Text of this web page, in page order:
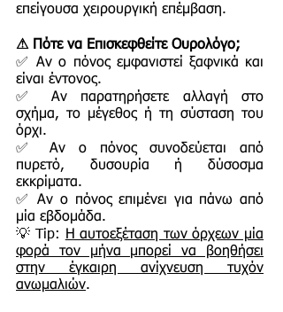
επείγουσα χειρουργική επέμβαση.
⚠ Πότε να Επισκεφθείτε Ουρολόγο;
✅ Αν ο πόνος εμφανιστεί ξαφνικά και
είναι έντονος.
✅ Αν παρατηρήσετε αλλαγή στο
σχήμα, το μέγεθος ή τη σύσταση του
όρχι.
✅ Αν ο πόνος συνοδεύεται από
πυρετό, δυσουρία ή δύσοσμα
εκκρίματα.
✅ Αν ο πόνος επιμένει για πάνω από
μία εβδομάδα.
💡 Tip:
Η αυτοεξέταση των όρχεων μία
φορά τον μήνα μπορεί να βοηθήσει
στην έγκαιρη ανίχνευση τυχόν
ανωμαλιών.